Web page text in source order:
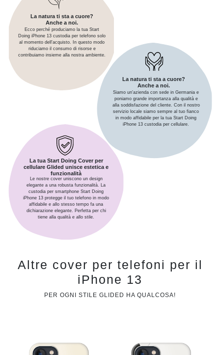
La natura ti sta a cuore?
Anche a noi.
Ecco perché produciamo la tua Start
Doing iPhone 13 custodia per telefono solo
al momento dell'acquisto. In questo modo
riduciamo il consumo di risorse e
contribuiamo insieme alla nostra ambiente.
La natura ti sta a cuore?
Anche a noi.
Siamo un'azienda con sede in Germania e
poniamo grande importanza alla qualità e
alla soddisfazione del cliente. Con il nostro
servizio locale siamo sempre al tuo fianco
in modo affidabile per la tua Start Doing
iPhone 13 custodia per cellulare.
La tua Start Doing Cover per
cellulare Glided unisce estetica e
funzionalità
Le nostre cover uniscono un design
elegante a una robusta funzionalità. La
custodia per smartphone Start Doing
iPhone 13 protegge il tuo telefono in modo
affidabile e allo stesso tempo fa una
dichiarazione elegante. Perfetta per chi
tiene alla qualità e allo stile.
Altre cover per telefoni per il
iPhone 13
PER OGNI STILE GLIDED HA QUALCOSA!